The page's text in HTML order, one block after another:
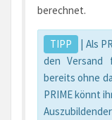
berechnet.
TIPP
| Als
den Versand
bereits ohne
PRIME könnt